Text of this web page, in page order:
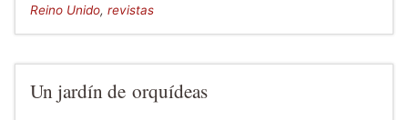
Reino Unido, revistas
Un jardín de orquídeas